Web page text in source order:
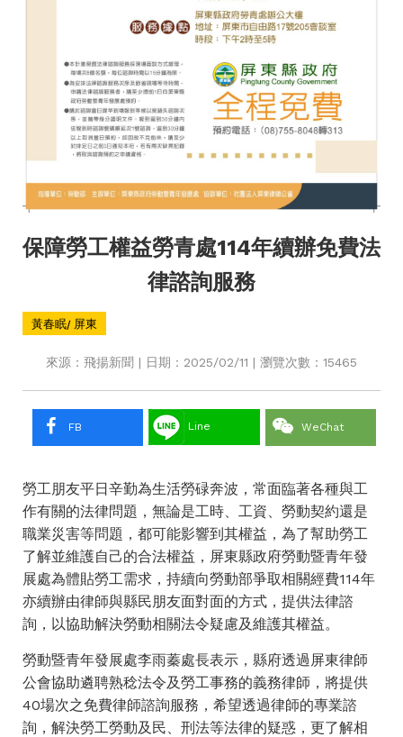
保障勞工權益勞青處114年續辦免費法
律諮詢服務
黃春眠/ 屏東
來源：飛揚新聞 | 日期：2025/02/11 | 瀏覽次數：15465
FB Line WeChat
勞工朋友平日辛勤為生活勞碌奔波，常面臨著各種與工
作有關的法律問題，無論是工時、工資、勞動契約還是
職業災害等問題，都可能影響到其權益，為了幫助勞工
了解並維護自己的合法權益，屏東縣政府勞動暨青年發
展處為體貼勞工需求，持續向勞動部爭取相關經費114年
亦續辦由律師與縣民朋友面對面的方式，提供法律諮
詢，以協助解決勞動相關法令疑慮及維護其權益。
勞動暨青年發展處李雨蓁處長表示，縣府透過屏東律師
公會協助遴聘熟稔法令及勞工事務的義務律師，將提供
40場次之免費律師諮詢服務，希望透過律師的專業諮
詢，解決勞工勞動及民、刑法等法律的疑惑，更了解相